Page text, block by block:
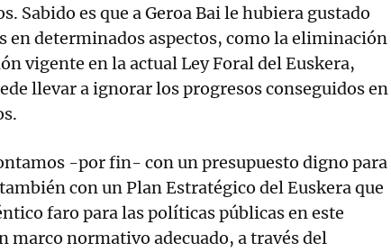
Sabido es que a Geroa Bai le hubiera gustado
en determinados aspectos, como la eliminación
vigente en la actual Ley Foral del Euskera,
llevar a ignorar los progresos conseguidos en
-por fin- con un presupuesto digno para
con un Plan Estratégico del Euskera que
faro para las políticas públicas en este
marco normativo adecuado, a través del